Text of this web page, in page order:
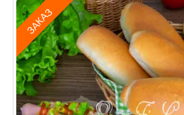
ЗАКАЗ